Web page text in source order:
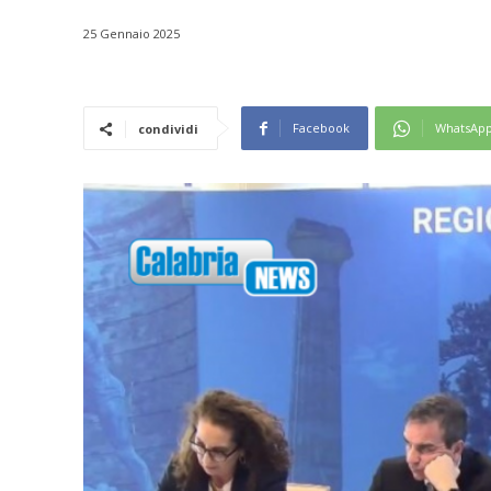
25 Gennaio 2025
condividi Facebook